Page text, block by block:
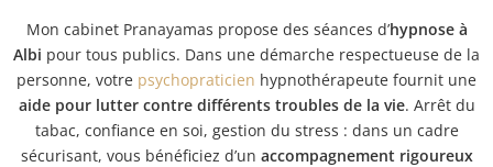
Mon cabinet Pranayamas propose des séances d’hypnose à
Albi pour tous publics. Dans une démarche respectueuse de la
personne, votre psychopraticien hypnothérapeute fournit une
aide pour lutter contre différents troubles de la vie. Arrêt du
tabac, confiance en soi, gestion du stress : dans un cadre
sécurisant, vous bénéficiez d’un accompagnement rigoureux